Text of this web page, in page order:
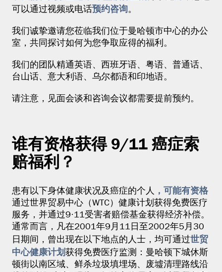
可以通过视频或电话预约咨询 。
我们诚挚邀请您莅临我们位于曼哈顿市中心的办公
室，共同探讨如何为您争取应得的福利。
我们的团队精通英语、西班牙语、粤语、普通话、
台山话、意大利语、乌尔都语和印地语。
请注意，见面会谈和咨询会议都需要提前预约。
谁有资格获得 9/11 癌症索
赔福利？
患有以下身体健康状况及癌症的个人 ，可能有资格
通过世界贸易中心（WTC）健康计划获得免费医疗
服务，并通过9·11受害者赔偿基金获得经济补偿。
通常而言，凡在2001年9月11日至2002年5月30
日期间，曾出现在以下地点的人士，均可通过世贸
中心健康计划 获得免费医疗监测：曼哈顿下城休斯
顿街以南区域、鲜杀垃圾填埋场、废墟清理路线沿